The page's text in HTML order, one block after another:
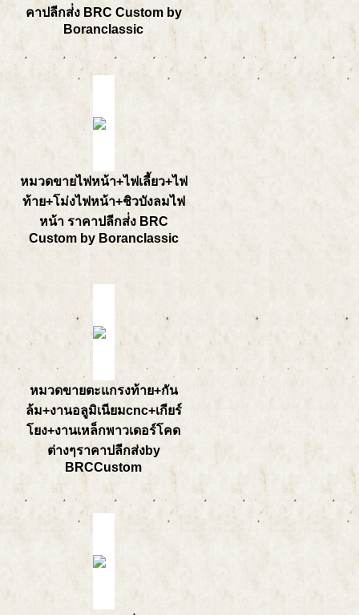
คาปลีกส่่ง BRC Custom by
Boranclassic
หมวดขายไฟหน้า+ไฟเลี้ยว+ไฟ
ท้าย+โม่งไฟหน้า+ชิวบังลมไฟ
หน้า ราคาปลีกส่่ง BRC
Custom by Boranclassic
หมวดขายตะแกรงท้าย+กัน
ล้ม+งานอลูมิเนียมcnc+เกียร์
โยง+งานเหล็กพาวเดอร์โคด
ต่างๆราคาปลีกส่งby
BRCCustom